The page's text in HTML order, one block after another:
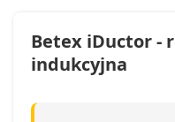
Betex iDuctor -
indukcyjna